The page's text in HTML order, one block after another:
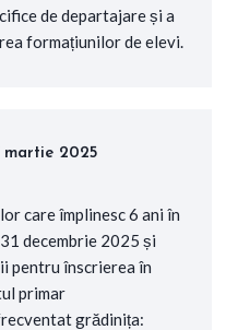
de departajare și a
formațiunilor de elevi.
martie 2025
care împlinesc 6 ani în
decembrie 2025 și
pentru înscrierea în
primar
grădinița: